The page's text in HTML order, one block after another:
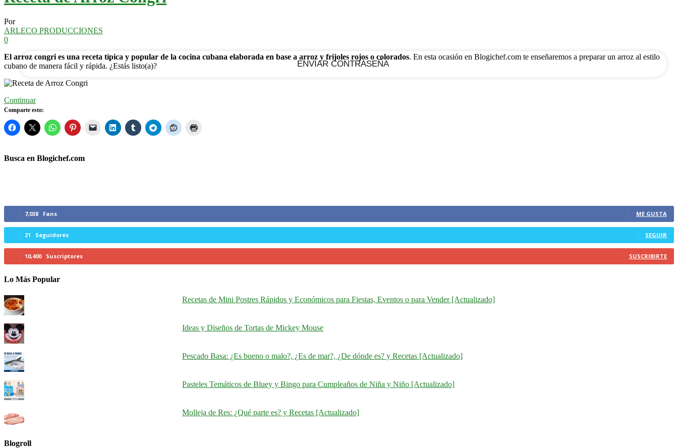
Por
ARLECO PRODUCCIONES
0
El arroz congri es una receta típica y popular de la cocina cubana elaborada en base a arroz y frijoles rojos o colorados. En esta ocasión en Blogichef.com te enseñaremos a preparar un arroz al estilo
cubano de manera fácil y rápida. ¿Estás listo(a)?
Continuar
Comparte esto:
Busca en Blogichef.com
7,038 Fans ME GUSTA
21 Seguidores SEGUIR
10,400 Suscriptores SUSCRIBIRTE
Lo Más Popular
Recetas de Mini Postres Rápidos y Económicos para Fiestas, Eventos o para Vender [Actualizado]
Ideas y Diseños de Tortas de Mickey Mouse
Pescado Basa: ¿Es bueno o malo?, ¿Es de mar?, ¿De dónde es? y Recetas [Actualizado]
Pasteles Temáticos de Bluey y Bingo para Cumpleaños de Niña y Niño [Actualizado]
Molleja de Res: ¿Qué parte es? y Recetas [Actualizado]
Blogroll